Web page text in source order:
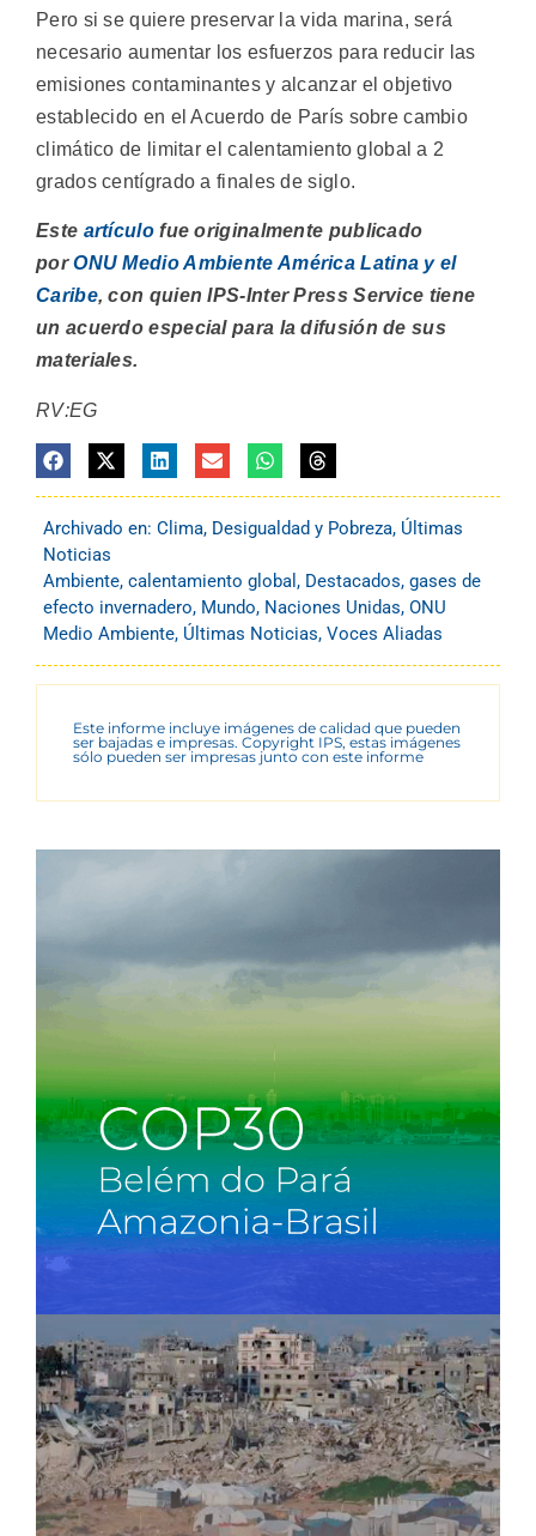
Pero si se quiere preservar la vida marina, será
necesario aumentar los esfuerzos para reducir las
emisiones contaminantes y alcanzar el objetivo
establecido en el Acuerdo de París sobre cambio
climático de limitar el calentamiento global a 2
grados centígrado a finales de siglo.
Este artículofue originalmente publicado
porONU Medio Ambiente América Latina y el
Caribe, con quien IPS-Inter Press Service tiene
un acuerdo especial para la difusión de sus
materiales.
RV:EG
Archivado en: Clima, Desigualdad y Pobreza, Últimas
Noticias
Ambiente, calentamiento global , Destacados, gases de
efecto invernadero, Mundo, Naciones Unidas, ONU
Medio Ambiente, Últimas Noticias, Voces Aliadas
Este informe incluye imágenes de calidad que pueden
ser bajadas e impresas. Copyright IPS, estas imágenes
sólo pueden ser impresas junto con este informe